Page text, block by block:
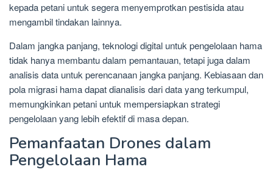
kepada petani untuk segera menyemprotkan pestisida atau
mengambil tindakan lainnya.
Dalam jangka panjang, teknologi digital untuk pengelolaan hama
tidak hanya membantu dalam pemantauan, tetapi juga dalam
analisis data untuk perencanaan jangka panjang. Kebiasaan dan
pola migrasi hama dapat dianalisis dari data yang terkumpul,
memungkinkan petani untuk mempersiapkan strategi
pengelolaan yang lebih efektif di masa depan.
Pemanfaatan Drones dalam
Pengelolaan Hama